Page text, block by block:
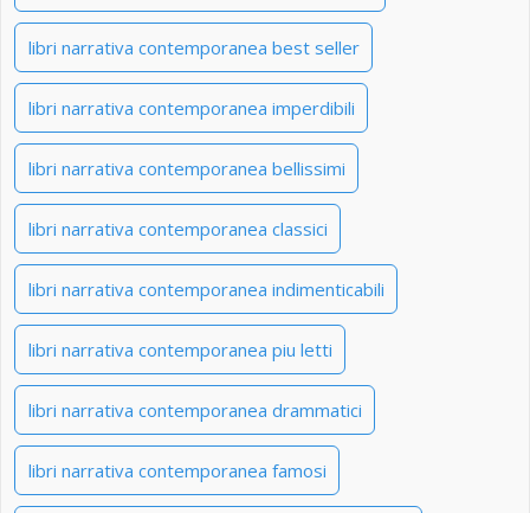
libri narrativa contemporanea best seller
libri narrativa contemporanea imperdibili
libri narrativa contemporanea bellissimi
libri narrativa contemporanea classici
libri narrativa contemporanea indimenticabili
libri narrativa contemporanea piu letti
libri narrativa contemporanea drammatici
libri narrativa contemporanea famosi